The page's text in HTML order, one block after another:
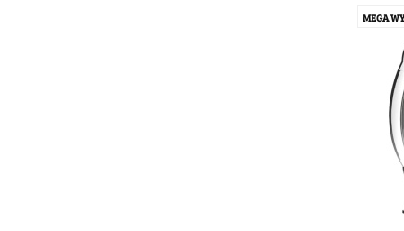
MEGA